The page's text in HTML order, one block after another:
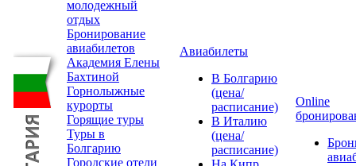
молодежный
отдых
Бронирование
авиабилетов
Академия Елены
Бахтиной
Горнолыжные
курорты
Горящие туры
Туры в
Болгарию
Городские отели
Авиабилеты
В Болгарию
(цена/
расписание)
В Италию
(цена/
расписание)
Online